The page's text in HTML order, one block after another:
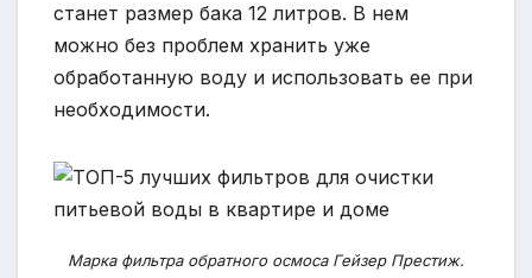
станет размер бака 12 литров. В нем
можно без проблем хранить уже
обработанную воду и использовать ее при
необходимости.
Марка фильтра обратного осмоса Гейзер Престиж.